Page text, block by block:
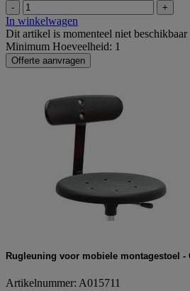
- +
In winkelwagen
Dit artikel is momenteel niet beschikbaar
Minimum Hoeveelheid: 1
Offerte aanvragen
Rugleuning voor mobiele montagestoel
Artikelnummer: A015711